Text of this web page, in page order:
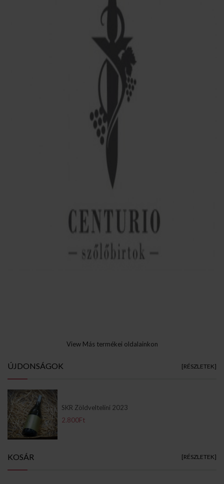
View Más termékei oldalainkon
ÚJDONSÁGOK [RÉSZLETEK]
SKR Zöldveltelíni 2023
2.800Ft
KOSÁR [RÉSZLETEK]